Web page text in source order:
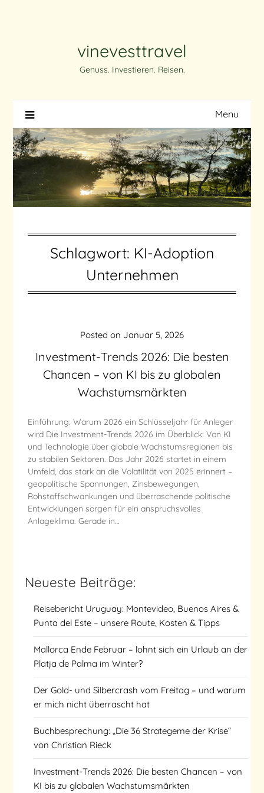
vinevesttravel
Genuss. Investieren. Reisen.
Menu
Schlagwort: KI-Adoption
Unternehmen
Investment-Trends 2026: Die besten
Chancen – von KI bis zu globalen
Wachstumsmärkten
Posted on Januar 5, 2026
Einführung: Warum 2026 ein Schlüsseljahr für Anleger
wird Die Investment-Trends 2026 im Überblick: Von KI
und Technologie über globale Wachstumsregionen bis
zu stabilen Sektoren. Das Jahr 2026 startet in einem
Umfeld, das stark an die Volatilität von 2025 erinnert –
geopolitische Spannungen, Zinsbewegungen,
Rohstoffschwankungen und überraschende politische
Entwicklungen sorgen für ein anspruchsvolles
Anlageklima. Gerade in…
Neueste Beiträge:
Reisebericht Uruguay: Montevideo, Buenos Aires &
Punta del Este – unsere Route, Kosten & Tipps
Mallorca Ende Februar – lohnt sich ein Urlaub an der
Platja de Palma im Winter?
Der Gold- und Silbercrash vom Freitag – und warum
er mich nicht überrascht hat
Buchbesprechung: „Die 36 Strategeme der Krise“
von Christian Rieck
Investment-Trends 2026: Die besten Chancen – von
KI bis zu globalen Wachstumsmärkten